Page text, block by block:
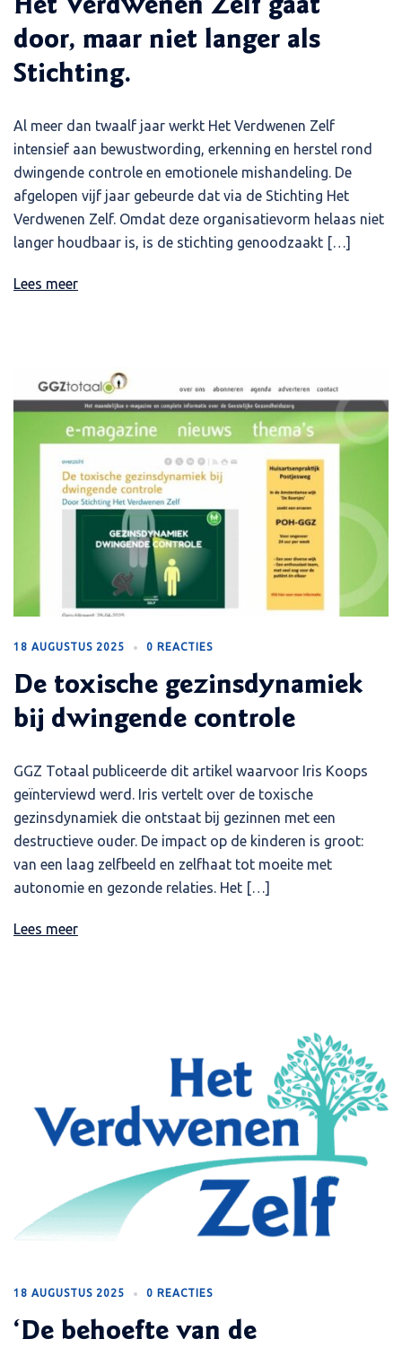
Het Verdwenen Zelf gaat
door, maar niet langer als
Stichting.
Al meer dan twaalf jaar werkt Het Verdwenen Zelf
intensief aan bewustwording, erkenning en herstel rond
dwingende controle en emotionele mishandeling. De
afgelopen vijf jaar gebeurde dat via de Stichting Het
Verdwenen Zelf. Omdat deze organisatievorm helaas niet
langer houdbaar is, is de stichting genoodzaakt […]
Lees meer
18 AUGUSTUS 2025 0 REACTIES
De toxische gezinsdynamiek
bij dwingende controle
GGZ Totaal publiceerde dit artikel waarvoor Iris Koops
geïnterviewd werd. Iris vertelt over de toxische
gezinsdynamiek die ontstaat bij gezinnen met een
destructieve ouder. De impact op de kinderen is groot:
van een laag zelfbeeld en zelfhaat tot moeite met
autonomie en gezonde relaties. Het […]
Lees meer
18 AUGUSTUS 2025 0 REACTIES
‘De behoefte van de